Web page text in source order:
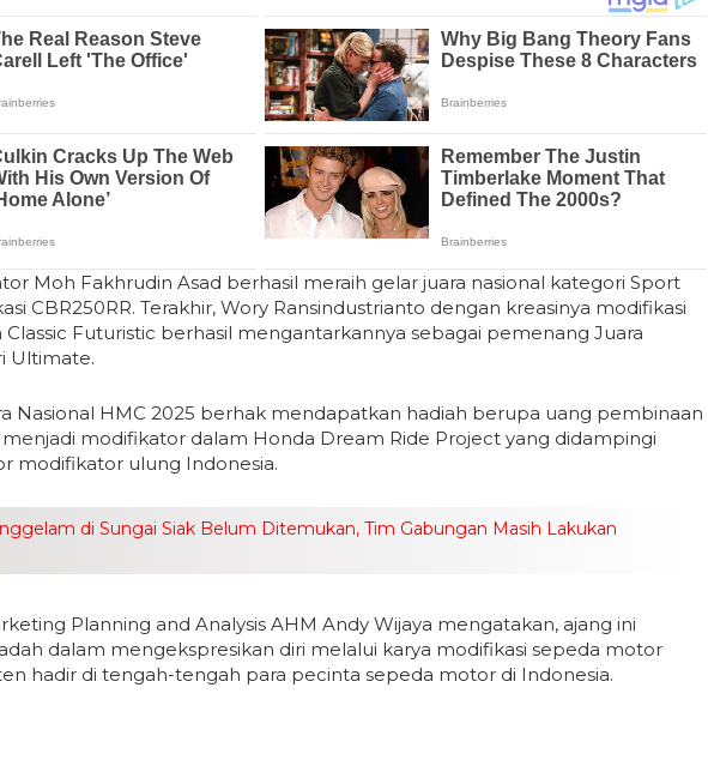
Moh Fakhrudin Asad berhasil meraih gelar juara nasional kategori Sport
CBR250RR. Terakhir, Wory Ransindustrianto dengan kreasinya modifikasi
Futuristic berhasil mengantarkannya sebagai pemenang Juara
Ultimate.
Nasional HMC 2025 berhak mendapatkan hadiah berupa uang pembinaan
modifikator dalam Honda Dream Ride Project yang didampingi
modifikator ulung Indonesia.
di Sungai Siak Belum Ditemukan, Tim Gabungan Masih Lakukan
Planning and Analysis AHM Andy Wijaya mengatakan, ajang ini
dalam mengekspresikan diri melalui karya modifikasi sepeda motor
hadir di tengah-tengah para pecinta sepeda motor di Indonesia.